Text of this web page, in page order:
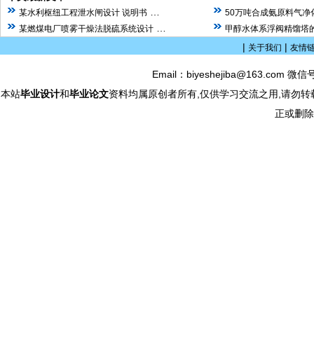
某水利枢纽工程泄水闸设计 说明书
50万吨合成氨原料气净
某燃煤电厂喷雾干燥法脱硫系统设计
甲醇水体系浮阀精馏塔
| 关于我们 | 友情
Email：biyeshejiba@163.com 微
本站毕业设计和毕业论文资料均属原创者所有,仅供学习交流之用,请勿
正或删